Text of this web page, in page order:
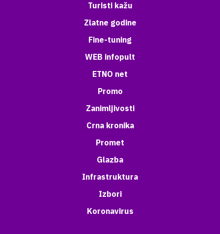
Turisti kažu
Zlatne godine
Fine-tuning
WEB infopult
ETNO net
Promo
Zanimljivosti
Crna kronika
Promet
Glazba
Infrastruktura
Izbori
Koronavirus